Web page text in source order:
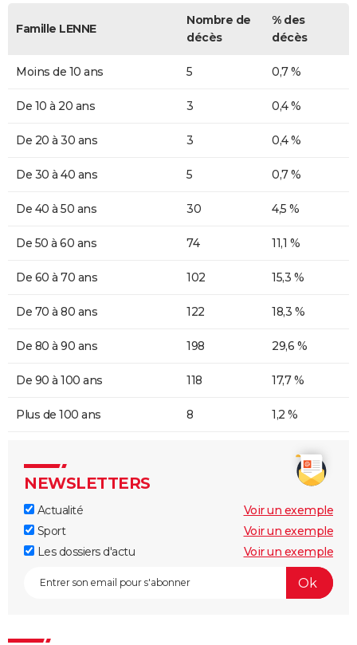
Famille LENNE
Nombre de
décès
% des
décès
Moins de 10 ans 5 0,7 %
De 10 à 20 ans 3 0,4 %
De 20 à 30 ans 3 0,4 %
De 30 à 40 ans 5 0,7 %
De 40 à 50 ans 30 4,5 %
De 50 à 60 ans 74 11,1 %
De 60 à 70 ans 102 15,3 %
De 70 à 80 ans 122 18,3 %
De 80 à 90 ans 198 29,6 %
De 90 à 100 ans 118 17,7 %
Plus de 100 ans 8 1,2 %
NEWSLETTERS
Actualité
Voir un exemple
Sport
Voir un exemple
Les dossiers d'actu
Voir un exemple